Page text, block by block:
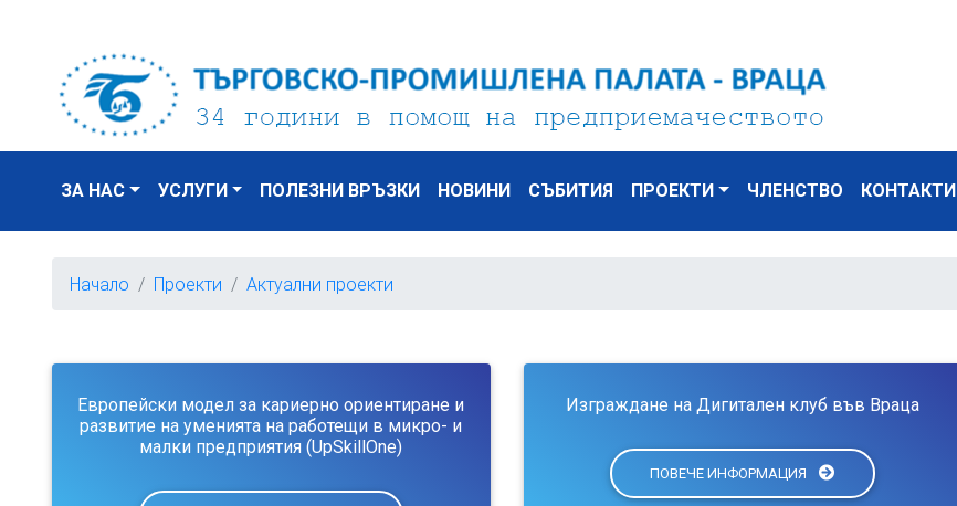
ЗА НАС УСЛУГИ ПОЛЕЗНИ ВРЪЗКИ НОВИНИ СЪБИТИЯ ПРОЕКТИ ЧЛЕНСТВО КОНТАКТИ
Начало Проекти Актуални проекти
Европейски модел за кариерно ориентиране и
развитие на уменията на работещи в микро- и
малки предприятия (UpSkillOne)
Изграждане на Дигитален клуб във Враца
ПОВЕЧЕ ИНФОРМАЦИЯ